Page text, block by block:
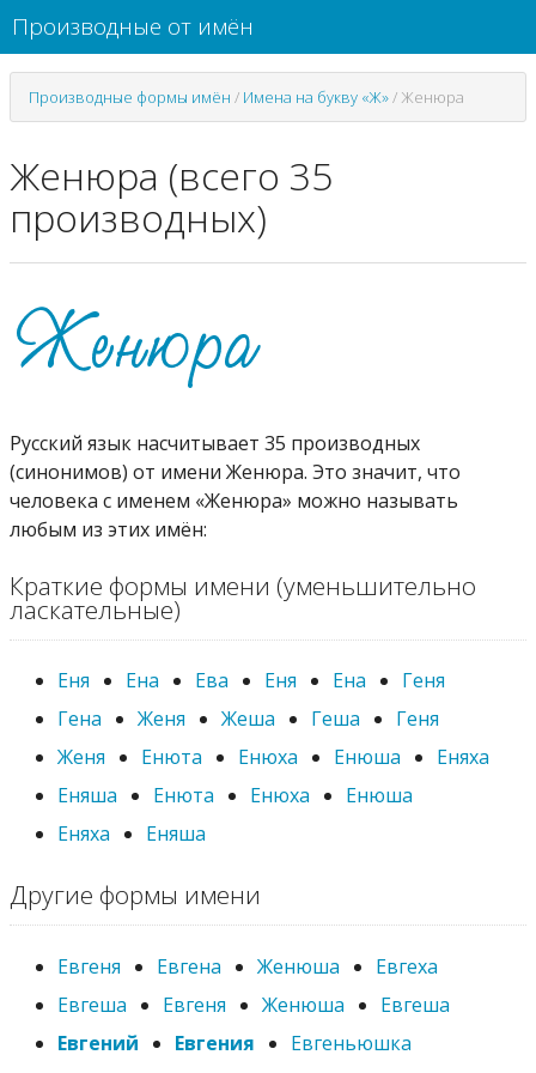
Производные от имён
Производные формы имён / Имена на букву «Ж»/ Женюра
Женюра (всего 35
производных)
Русский язык насчитывает 35 производных
(синонимов) от имени Женюра. Это значит, что
человека с именем «Женюра» можно называть
любым из этих имён:
Краткие формы имени (уменьшительно
ласкательные)
Еня Ена Ева Еня Ена
Геня
Гена
Женя Жеша Геша
Геня
Женя
Енюта Енюха Енюша
Еняха
Еняша
Енюта Енюха
Енюша
Еняха
Еняша
Другие формы имени
Евгеня Евгена Женюша
Евгеха
Евгеша
Евгеня Женюша
Евгеша
Евгений
Евгения
Евгеньюшка